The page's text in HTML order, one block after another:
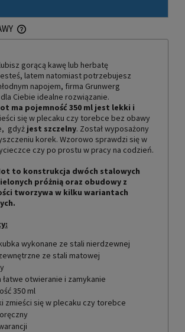
EWENTUALNYCH KOSZTÓW PŁATNOŚCI
gorącą kawę lub herbatę
latem natomiast potrzebujesz
napojem, firma Grunwerg
Ciebie idealne rozwiązanie.
ma pojemność 350 ml jest lekki i
się w plecaku czy torebce bez obawy
gdyż jest szczelny. Został wyposażony
korek. Wzorowo sprawdzi się w
czy po prostu w pracy na codzień.
to konstrukcja dwóch stalowych
próżnią oraz obudowy z
tworzywa w kilku wariantach
wykonane ze stali nierdzewnej
ze stali matowej
łatwe otwieranie i zamykanie
350 ml
zmieści się w plecaku czy torebce